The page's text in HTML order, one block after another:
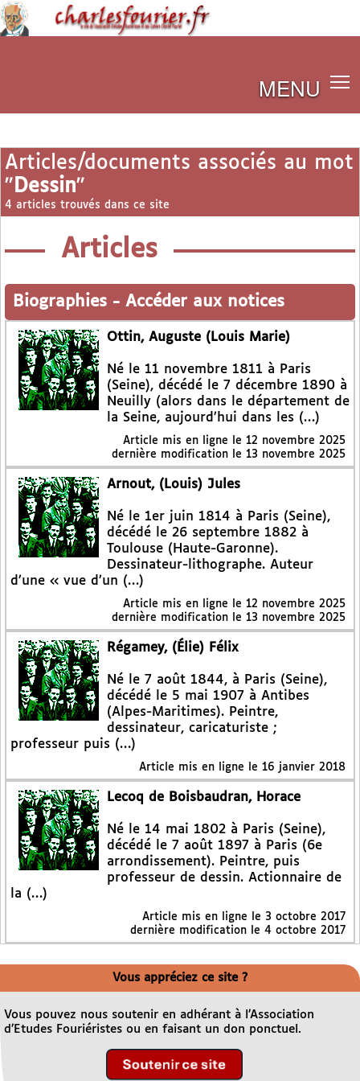
MENU
Articles/documents associés au mot
" Dessin"
4 articles trouvés dans ce site
Articles
Biographies - Accéder aux notices
Ottin, Auguste (Louis Marie)
Né le 11 novembre 1811 à Paris
(Seine), décédé le 7 décembre 1890 à
Neuilly (alors dans le département de
la Seine, aujourd’hui dans les (…)
Article mis en ligne le 12 novembre 2025
dernière modification le 13 novembre 2025
Arnout, (Louis) Jules
Né le 1er juin 1814 à Paris (Seine),
décédé le 26 septembre 1882 à
Toulouse (Haute-Garonne).
Dessinateur-lithographe. Auteur
d’une « vue d’un (…)
Article mis en ligne le 12 novembre 2025
dernière modification le 13 novembre 2025
Régamey, (Élie) Félix
Né le 7 août 1844, à Paris (Seine),
décédé le 5 mai 1907 à Antibes
(Alpes-Maritimes). Peintre,
dessinateur, caricaturiste ;
professeur puis (…)
Article mis en ligne le 16 janvier 2018
Lecoq de Boisbaudran, Horace
Né le 14 mai 1802 à Paris (Seine),
décédé le 7 août 1897 à Paris (6e
arrondissement). Peintre, puis
professeur de dessin. Actionnaire de
la (…)
Article mis en ligne le 3 octobre 2017
dernière modification le 4 octobre 2017
Vous appréciez ce site ?
Vous pouvez nous soutenir en adhérant à l’Association
d’Etudes Fouriéristes ou en faisant un don ponctuel.